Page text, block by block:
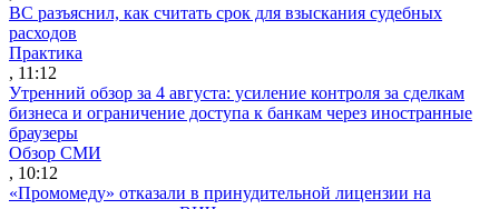
ВС разъяснил, как считать срок для взыскания судебных
расходов
Практика
, 11:12
Утренний обзор за 4 августа: усиление контроля за сделкам
бизнеса и ограничение доступа к банкам через иностранные
браузеры
Обзор СМИ
, 10:12
«Промомеду» отказали в принудительной лицензии на